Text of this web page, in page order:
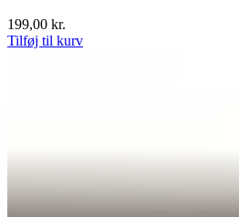
199,00 kr.
Tilføj til kurv